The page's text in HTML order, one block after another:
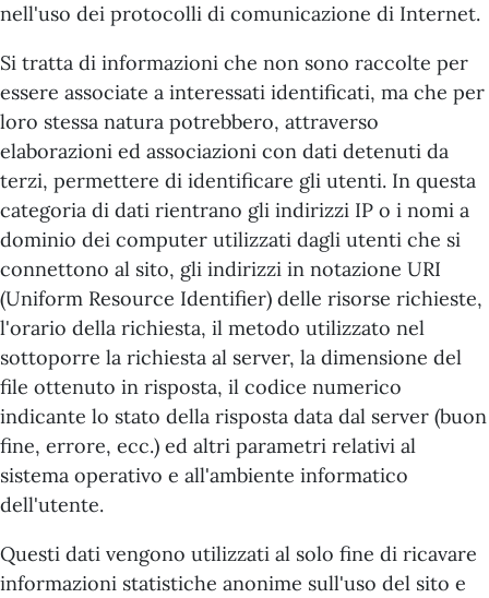
nell'uso dei protocolli di comunicazione di Internet.
Si tratta di informazioni che non sono raccolte per
essere associate a interessati identificati, ma che per
loro stessa natura potrebbero, attraverso
elaborazioni ed associazioni con dati detenuti da
terzi, permettere di identificare gli utenti. In questa
categoria di dati rientrano gli indirizzi IP o i nomi a
dominio dei computer utilizzati dagli utenti che si
connettono al sito, gli indirizzi in notazione URI
(Uniform Resource Identifier) delle risorse richieste,
l'orario della richiesta, il metodo utilizzato nel
sottoporre la richiesta al server, la dimensione del
file ottenuto in risposta, il codice numerico
indicante lo stato della risposta data dal server (buon
fine, errore, ecc.) ed altri parametri relativi al
sistema operativo e all'ambiente informatico
dell'utente.
Questi dati vengono utilizzati al solo fine di ricavare
informazioni statistiche anonime sull'uso del sito e